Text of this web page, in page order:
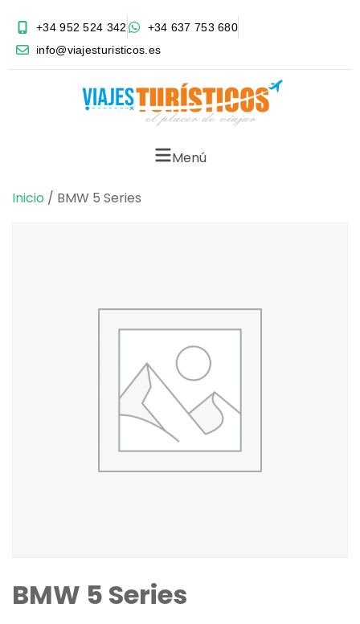
+34 952 524 342
+34 637 753 680
info@viajesturisticos.es
Menú
Inicio / BMW 5 Series
BMW 5 Series